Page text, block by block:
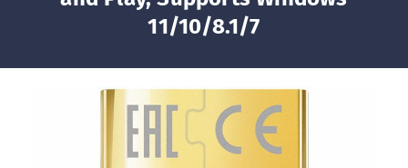
11/10/8.1/7